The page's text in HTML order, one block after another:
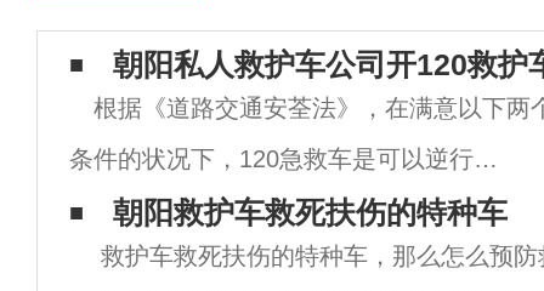
朝阳私人救护车公司开120救护
根据《道路交通安荃法》，在满意以下两
条件的状况下，120急救车是可以逆行
的： 一是救护车的确是在履行紧迫责任
不是在履行紧迫责任的救护车，便不能享受
朝阳救护车救死扶伤的特种车
救护车救死扶伤的特种车，那么怎么预